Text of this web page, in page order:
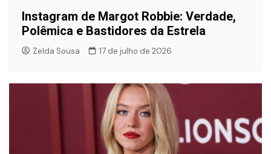
Instagram de Margot Robbie: Verdade,
Polêmica e Bastidores da Estrela
Zelda Sousa 17 de julho de 2026